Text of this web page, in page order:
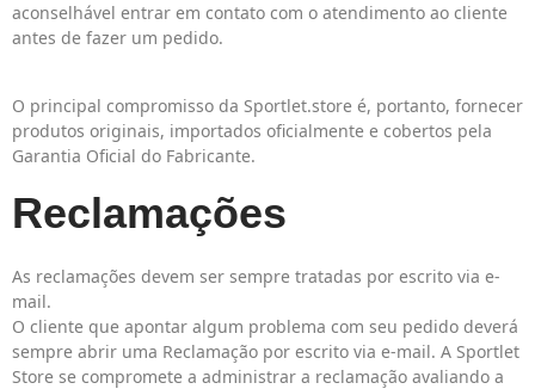
aconselhável entrar em contato com o atendimento ao cliente
antes de fazer um pedido.
O principal compromisso da Sportlet.store é, portanto, fornecer
produtos originais, importados oficialmente e cobertos pela
Garantia Oficial do Fabricante.
Reclamações
As reclamações devem ser sempre tratadas por escrito via e-
mail.
O cliente que apontar algum problema com seu pedido deverá
sempre abrir uma Reclamação por escrito via e-mail. A Sportlet
Store se compromete a administrar a reclamação avaliando a